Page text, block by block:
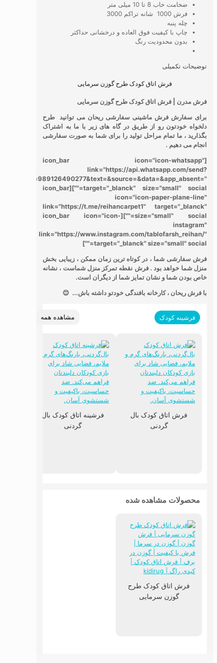
ضخامت خاب 8 تا 10 میلی متر
فرش 1000 شانه تراکم 3000
چله پنبه
چاپ با کیفیت فوق العاده و درخشانی حداکثر
بدون محدودیت رنگ
توضیحات تکمیلی
فرش اتاق کودک طرح گوزن سرمایی
فرش مدرن | فرش اتاق کودک طرح گوزن سرمایی
برای سفارش فرش ماشینی سفارشی ریحان می توانید طرح
دلخواه خودتون رو از طریق در گاه های زیر با ما به اشتراک
بگذارید ، ما تمام مراحل تولید را برای شما به صورت سفارشی
انجام می دهیم .
[icon_bar icon="icon-whatsapp"
link="https://api.whatsapp.com/send?
phone=989126490277&text=&source=&data=&app_absent="
target="_blanck" size="small" social=""][icon_bar
icon="icon-paper-plane-line"
link="https://t.me/reihancarpet1" target="_blanck"
size="small" social=""][icon_bar icon="icon-
instagram"
link="https://www.instagram.com/tablofarsh_reihan/"
target="_blanck" size="small" social=""]
فرش سفارشی شما ، در کوتاه ترین زمان ممکن ، زیبایی بخش
منزل شما خواهد بود .فرش نقطه تمرکز منزل شماست ، نشانه
خاص بودن شما و نشان تمایز شما از دیگران است.
با فرش ریحان ، کارخانه بافندگی خودتو داشته باش... 😊
فرشینه کودک مشاهده همه
فرش اتاق کودک بال
گردنی
فرشینه اتاق کودک بال
گردنی
محصولات مشاهده شده
فرش اتاق کودک طرح
گوزن سرمایی